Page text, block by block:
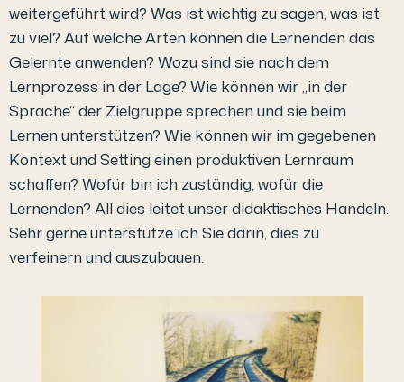
weitergeführt wird? Was ist wichtig zu sagen, was ist
zu viel? Auf welche Arten können die Lernenden das
Gelernte anwenden? Wozu sind sie nach dem
Lernprozess in der Lage? Wie können wir „in der
Sprache“ der Zielgruppe sprechen und sie beim
Lernen unterstützen? Wie können wir im gegebenen
Kontext und Setting einen produktiven Lernraum
schaffen? Wofür bin ich zuständig, wofür die
Lernenden? All dies leitet unser didaktisches Handeln.
Sehr gerne unterstütze ich Sie darin, dies zu
verfeinern und auszubauen.